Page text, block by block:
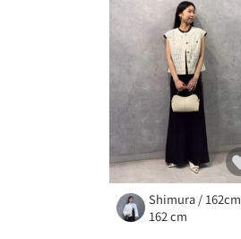
Shimura / 162cm
162 cm